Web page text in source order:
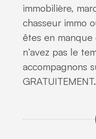
immobilière,
chasseur immo
êtes en manque
n’avez pas le
accompagnons
GRATUITEMENT.